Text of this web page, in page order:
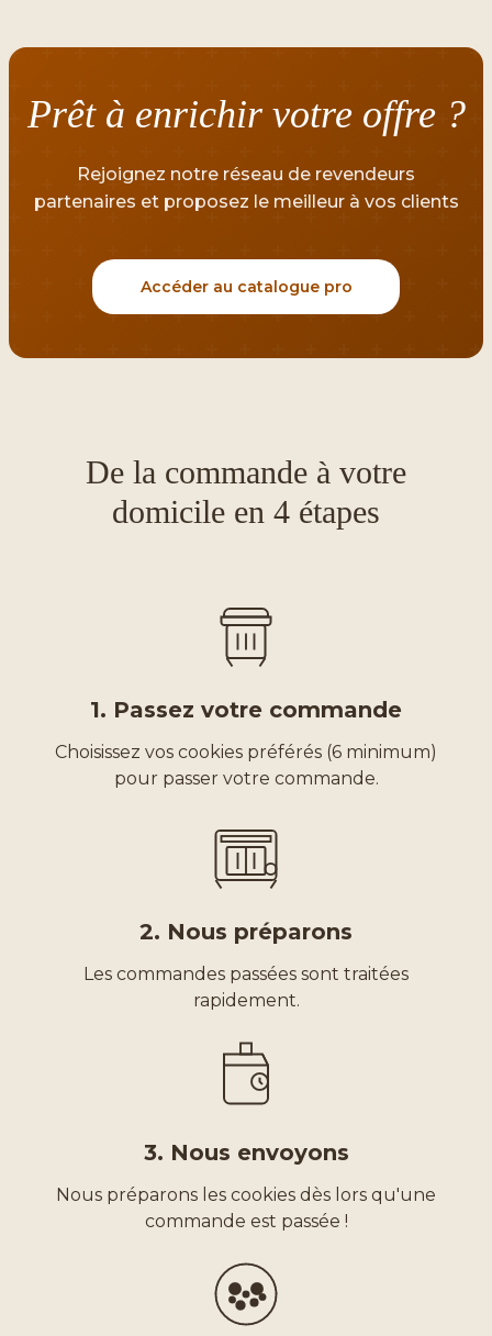
Prêt à enrichir votre offre ?
Rejoignez notre réseau de revendeurs
partenaires et proposez le meilleur à vos clients
Accéder au catalogue pro
De la commande à votre
domicile en 4 étapes
1. Passez votre commande
Choisissez vos cookies préférés (6 minimum)
pour passer votre commande.
2. Nous préparons
Les commandes passées sont traitées
rapidement.
3. Nous envoyons
Nous préparons les cookies dès lors qu'une
commande est passée !